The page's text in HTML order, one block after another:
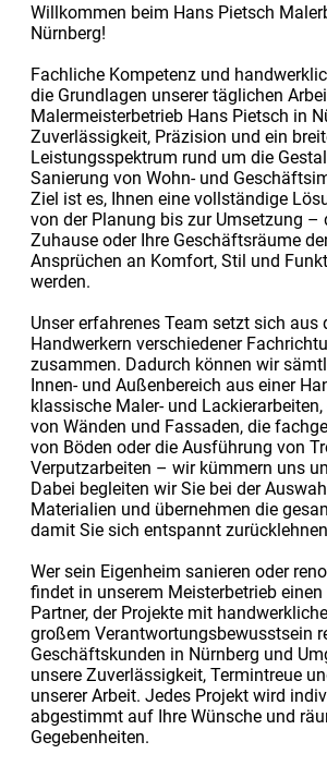
Willkommen beim Hans Pietsch
Nürnberg!
Fachliche Kompetenz und
die Grundlagen unserer täglichen
Malermeisterbetrieb Hans Pietsch in
Zuverlässigkeit, Präzision und ein
Leistungsspektrum rund um die
Sanierung von Wohn- und
Ziel ist es, Ihnen eine vollständige
von der Planung bis zur Umsetzung –
Zuhause oder Ihre Geschäftsräume
Ansprüchen an Komfort, Stil und
werden.
Unser erfahrenes Team setzt sich aus
Handwerkern verschiedener
zusammen. Dadurch können wir
Innen- und Außenbereich aus einer
klassische Maler- und
von Wänden und Fassaden, die
von Böden oder die Ausführung von
Verputzarbeiten – wir kümmern uns
Dabei begleiten wir Sie bei der
Materialien und übernehmen die
damit Sie sich entspannt
Wer sein Eigenheim sanieren oder
findet in unserem Meisterbetrieb
Partner, der Projekte mit
großem Verantwortungsbewusstsein
Geschäftskunden in Nürnberg und
unsere Zuverlässigkeit, Termintreue
unserer Arbeit. Jedes Projekt wird
abgestimmt auf Ihre Wünsche und
Gegebenheiten.